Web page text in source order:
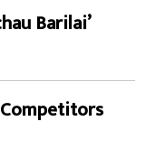
Barilai’